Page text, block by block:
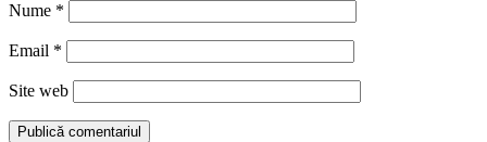
Nume *
Email *
Site web